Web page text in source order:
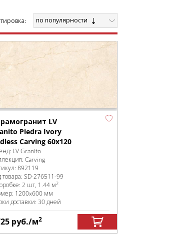
по популярности
LV
Piedra Ivory
Carving 60x120
LV Granito
Carving
892119
товара: SD-276511-99
: 2 шт, 1.44 м2
1200x600 мм
доставки: 30 дней
руб./м2